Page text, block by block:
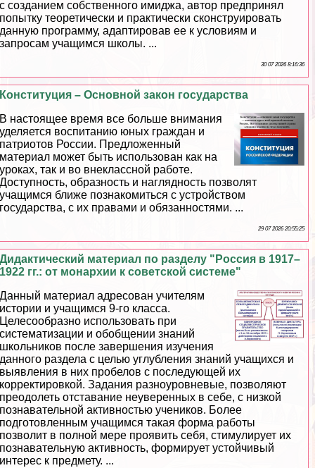
с созданием собственного имиджа, автор предпринял
попытку теоретически и пpaктически сконструировать
данную программу, адаптировав ее к условиям и
запросам учащимся школы. ...
30 07 2026 8:16:36
Конституция – Основной закон государства
В настоящее время все больше внимания
уделяется воспитанию юных граждан и
патриотов России. Предложенный
материал может быть использован как на
уроках, так и во внеклассной работе.
Доступность, образность и наглядность позволят
учащимся ближе познакомиться с устройством
государства, с их правами и обязанностями. ...
29 07 2026 20:55:25
Дидактический материал по разделу "Россия в 1917–
1922 гг.: от монархии к советской системе"
Данный материал адресован учителям
истории и учащимся 9-го класса.
Целесообразно использовать при
систематизации и обобщении знаний
школьников после завершения изучения
данного раздела с целью углубления знаний учащихся и
выявления в них пробелов с последующей их
корректировкой. Задания разноуровневые, позволяют
преодолеть отставание неуверенных в себе, с низкой
познавательной активностью учеников. Более
подготовленным учащимся такая форма работы
позволит в полной мере проявить себя, стимулирует их
познавательную активность, формирует устойчивый
интерес к предмету. ...